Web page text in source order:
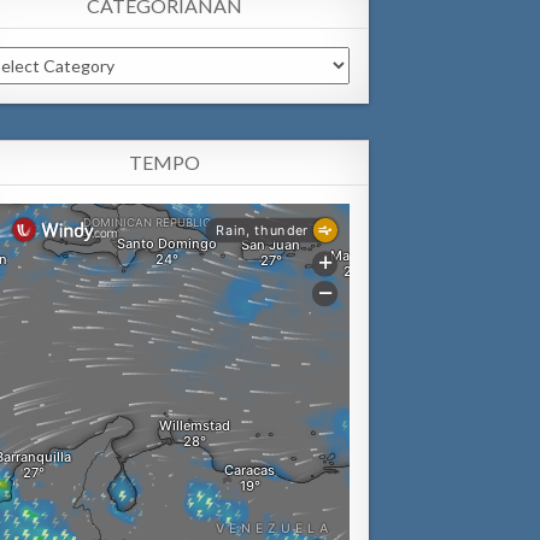
CATEGORIANAN
TEMPO